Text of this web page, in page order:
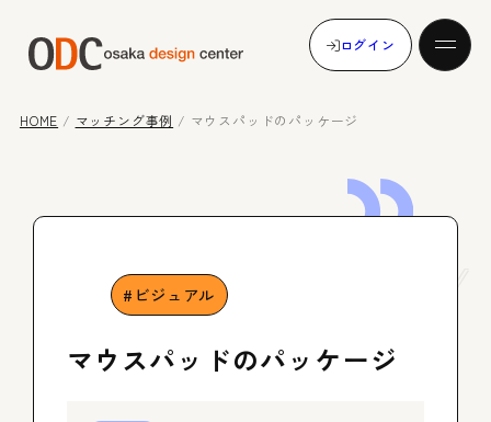
ログイン
受注する
マッチング事例
HOME / マッチング事例 / マウスパッドのパッケージ
Case
ビジュアル
マウスパッドのパッケージ